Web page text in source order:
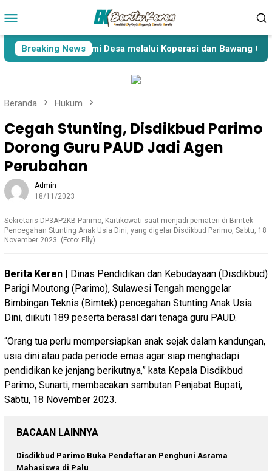
ke
Mobile
Breaking News
Asa Ekonomi Desa melalui Koperasi dan Bawang Goreng
Beranda Hukum
Cegah Stunting, Disdikbud Parimo
Dorong Guru PAUD Jadi Agen
Perubahan
Admin
18/11/2023
Sekretaris DP3AP2KB Parimo, Kartikowati saat menjadi pemateri di Bimtek
Pencegahan Stunting Anak Usia Dini, yang digelar Disdikbud Parimo, Sabtu, 18
November 2023. (Foto: Elly)
Berita Keren | Dinas Pendidikan dan Kebudayaan (Disdikbud)
Parigi Moutong (Parimo), Sulawesi Tengah menggelar
Bimbingan Teknis (Bimtek) pencegahan Stunting Anak Usia
Dini, diikuti 189 peserta berasal dari tenaga guru PAUD.
“Orang tua perlu mempersiapkan anak sejak dalam kandungan,
usia dini atau pada periode emas agar siap menghadapi
pendidikan ke jenjang berikutnya,” kata Kepala Disdikbud
Parimo, Sunarti, membacakan sambutan Penjabat Bupati,
Sabtu, 18 November 2023.
BACAAN LAINNYA
Disdikbud Parimo Buka Pendaftaran Penghuni Asrama
Mahasiswa di Palu